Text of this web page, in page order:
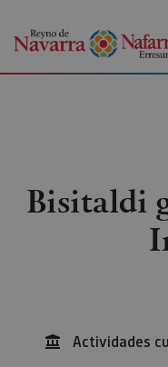
Bisitaldi
Actividades